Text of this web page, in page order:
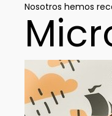
Nosotros hemos